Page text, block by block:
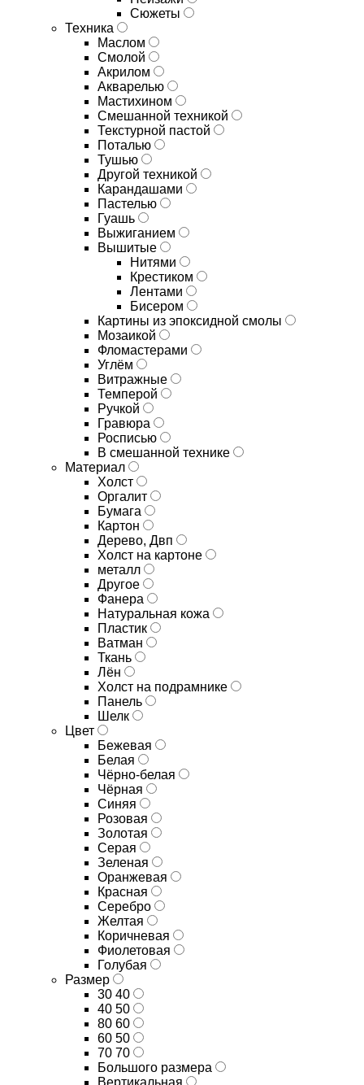
Сюжеты
Техника
Маслом
Смолой
Акрилом
Акварелью
Мастихином
Смешанной техникой
Текстурной пастой
Поталью
Тушью
Другой техникой
Карандашами
Пастелью
Гуашь
Выжиганием
Вышитые
Нитями
Крестиком
Лентами
Бисером
Картины из эпоксидной смолы
Мозаикой
Фломастерами
Углём
Витражные
Темперой
Ручкой
Гравюра
Росписью
В смешанной технике
Материал
Холст
Оргалит
Бумага
Картон
Дерево, Двп
Холст на картоне
металл
Другое
Фанера
Натуральная кожа
Пластик
Ватман
Ткань
Лён
Холст на подрамнике
Панель
Шелк
Цвет
Бежевая
Белая
Чёрно-белая
Чёрная
Синяя
Розовая
Золотая
Серая
Зеленая
Оранжевая
Красная
Серебро
Желтая
Коричневая
Фиолетовая
Голубая
Размер
30 40
40 50
80 60
60 50
70 70
Большого размера
Вертикальная